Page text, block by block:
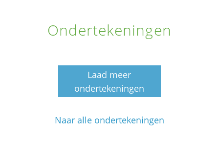
Ondertekeningen
Laad meer
ondertekeningen
Naar alle ondertekeningen